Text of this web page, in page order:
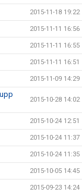
2015-11-18 19:22
2015-11-11 16:56
2015-11-11 16:55
2015-11-11 16:51
2015-11-09 14:29
2015-10-28 14:02
2015-10-24 12:51
2015-10-24 11:37
2015-10-24 11:35
2015-10-05 14:45
2015-09-23 14:24